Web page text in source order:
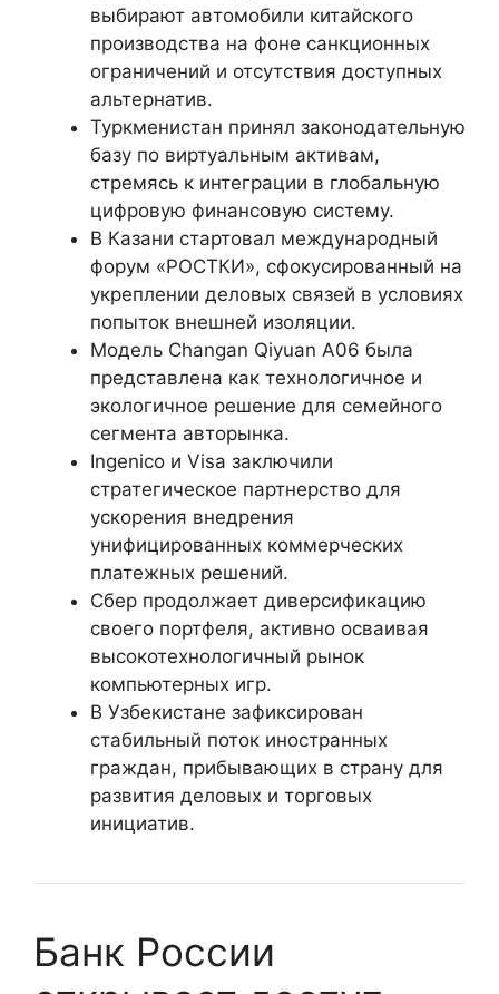
выбирают автомобили китайского
производства на фоне санкционных
ограничений и отсутствия доступных
альтернатив.
Туркменистан принял законодательную
базу по виртуальным активам,
стремясь к интеграции в глобальную
цифровую финансовую систему.
В Казани стартовал международный
форум «РОСТКИ», сфокусированный на
укреплении деловых связей в условиях
попыток внешней изоляции.
Модель Changan Qiyuan A06 была
представлена как технологичное и
экологичное решение для семейного
сегмента авторынка.
Ingenico и Visa заключили
стратегическое партнерство для
ускорения внедрения
унифицированных коммерческих
платежных решений.
Сбер продолжает диверсификацию
своего портфеля, активно осваивая
высокотехнологичный рынок
компьютерных игр.
В Узбекистане зафиксирован
стабильный поток иностранных
граждан, прибывающих в страну для
развития деловых и торговых
инициатив.
Банк России